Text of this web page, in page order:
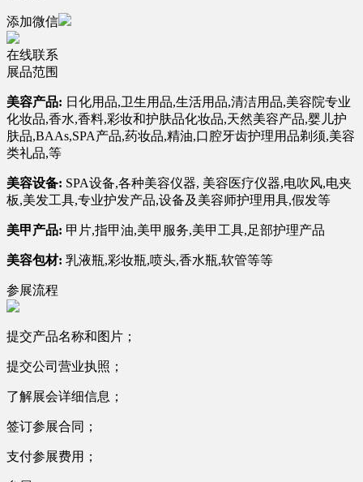
添加微信
在线联系
展品范围
美容产品: 日化用品,卫生用品,生活用品,清洁用品,美容院专业
化妆品,香水,香料,彩妆和护肤品化妆品,天然美容产品,婴儿护
肤品,BAAs,SPA产品,药妆品,精油,口腔牙齿护理用品剃须,美容
类礼品,等
美容设备: SPA设备,各种美容仪器, 美容医疗仪器,电吹风,电夹
板,美发工具,专业护发产品,设备及美容师护理用具,假发等
美甲产品: 甲片,指甲油,美甲服务,美甲工具,足部护理产品
美容包材: 乳液瓶,彩妆瓶,喷头,香水瓶,软管等等
参展流程
提交产品名称和图片；
提交公司营业执照；
了解展会详细信息；
签订参展合同；
支付参展费用；